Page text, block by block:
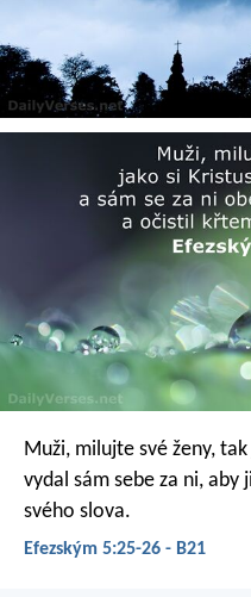
Muži, milujte své ženy,
vydal sám sebe za ni,
svého slova.
Efezským 5:25-26 - B21